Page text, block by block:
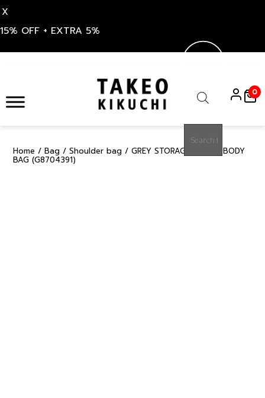
X
15% OFF + EXTRA 5%
content
search
0
Home / Bag / Shoulder bag / GREY STORAGE MIDDLE BODY
BAG (G8704391)